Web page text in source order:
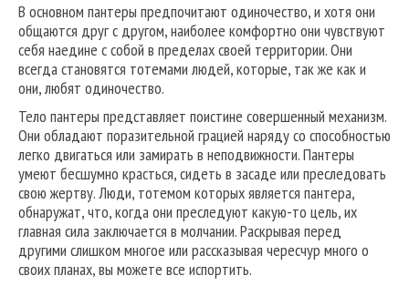
В основном пантеры предпочитают одиночество, и хотя они
общаются друг с другом, наиболее комфортно они чувствуют
себя наедине с собой в пределах своей территории. Они
всегда становятся тотемами людей, которые, так же как и
они, любят одиночество.
Тело пантеры представляет поистине совершенный механизм.
Они обладают поразительной грацией наряду со способностью
легко двигаться или замирать в неподвижности. Пантеры
умеют бесшумно красться, сидеть в засаде или преследовать
свою жертву. Люди, тотемом которых является пантера,
обнаружат, что, когда они преследуют какую-то цель, их
главная сила заключается в молчании. Раскрывая перед
другими слишком многое или рассказывая чересчур много о
своих планах, вы можете все испортить.